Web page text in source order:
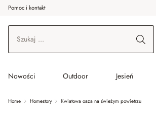
do wątku głównego
Przejdź do wyszukiwania
Przejdź do głównej nawigacji
Pomoc i kontakt
Nowości Outdoor Jesień
Home Homestory Kwiatowa oaza na świeżym powietrzu